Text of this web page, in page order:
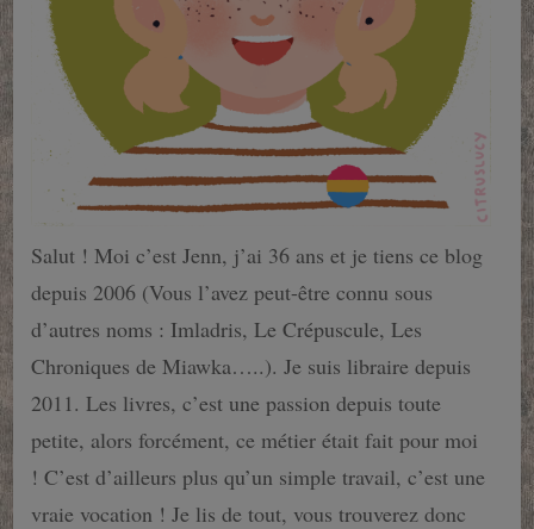
Salut ! Moi c’est Jenn, j’ai 36 ans et je tiens ce blog
depuis 2006 (Vous l’avez peut-être connu sous
d’autres noms : Imladris, Le Crépuscule, Les
Chroniques de Miawka…..). Je suis libraire depuis
2011. Les livres, c’est une passion depuis toute
petite, alors forcément, ce métier était fait pour moi
! C’est d’ailleurs plus qu’un simple travail, c’est une
vraie vocation ! Je lis de tout, vous trouverez donc